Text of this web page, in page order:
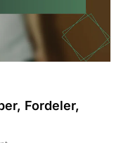
Fordeler,